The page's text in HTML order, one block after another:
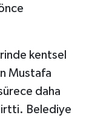
kentsel
Mustafa
daha
Belediye